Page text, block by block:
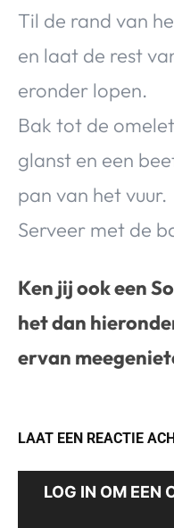
Til de rand van
en laat de rest
eronder lopen.
Bak tot de
glanst en een
pan van het vuur.
Serveer met de
Ken jij ook een
het dan
ervan
LAAT EEN REACTIE
LOG IN OM EEN